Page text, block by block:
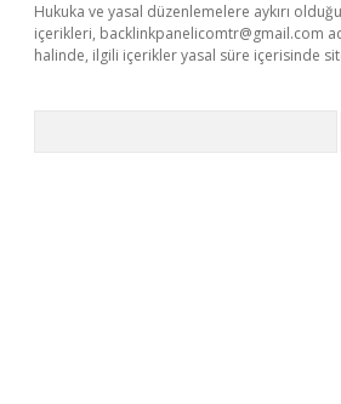
Hukuka ve yasal düzenlemelere aykırı
içerikleri, backlinkpanelicomtr@gmail.com
halinde, ilgili içerikler yasal süre içerisinde